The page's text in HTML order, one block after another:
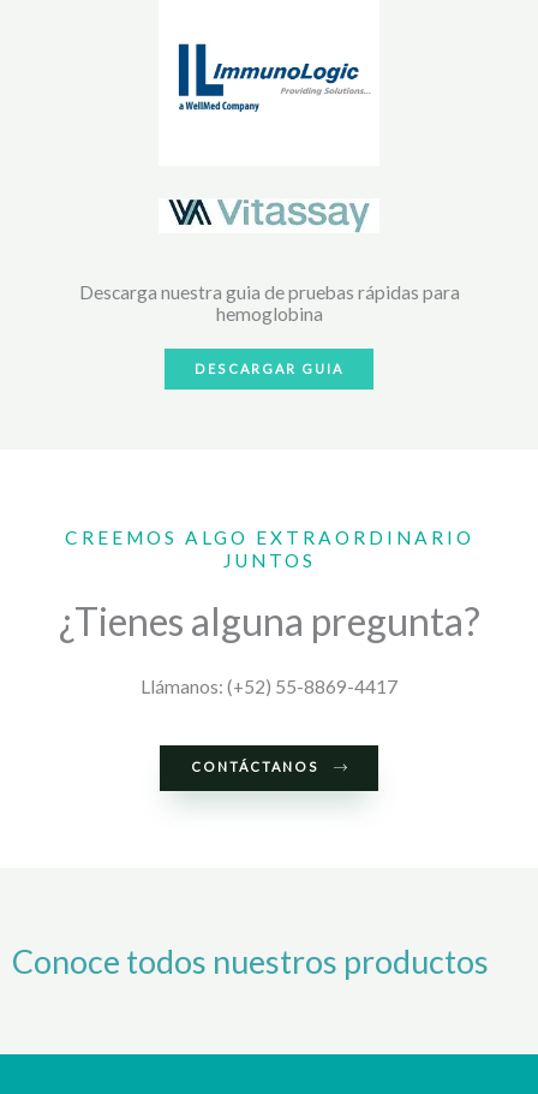
Descarga nuestra guia de pruebas rápidas para
hemoglobina​
DESCARGAR GUIA
CREEMOS ALGO EXTRAORDINARIO
JUNTOS
¿Tienes alguna pregunta?
Llámanos: (+52) 55-8869-4417
CONTÁCTANOS
Conoce todos nuestros productos